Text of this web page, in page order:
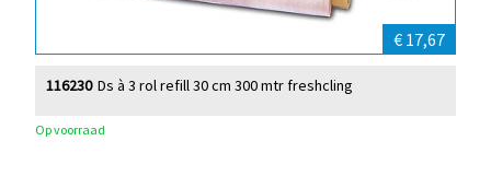
€ 17,67
Ds à 3 rol refill 30 cm 300 mtr freshcling
116230
Op voorraad